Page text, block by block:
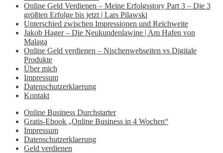
Online Geld Verdienen – Meine Erfolgsstory Part 3 – Die 3
größten Erfolge bis jetzt | Lars Pilawski
Unterschied zwischen Impressionen und Reichweite
Jakob Hager – Die Neukundenlawine | Am Hafen von
Malaga
Online Geld verdienen – Nischenwebseiten vs Digitale
Produkte
Über mich
Impressum
Datenschutzerklaerung
Kontakt
Online Business Durchstarter
Gratis-Ebook „Online Business in 4 Wochen“
Impressum
Datenschutzerklaerung
Geld verdienen